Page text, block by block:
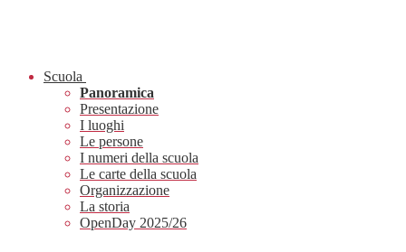
Scuola
Panoramica
Presentazione
I luoghi
Le persone
I numeri della scuola
Le carte della scuola
Organizzazione
La storia
OpenDay 2025/26